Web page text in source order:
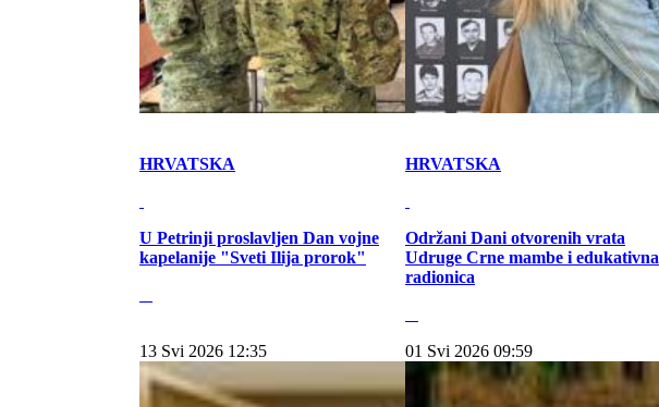
HRVATSKA
U Petrinji proslavljen Dan vojne
kapelanije "Sveti Ilija prorok"
HRVATSKA
Održani Dani otvorenih vrata
Udruge Crne mambe i edukativna
radionica
13 Svi 2026 12:35 01 Svi 2026 09:59